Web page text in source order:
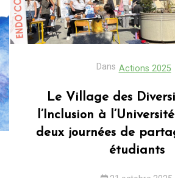
Dans Actions 2025
Le Village des
l’Inclusion à
deux journées de
étudiants